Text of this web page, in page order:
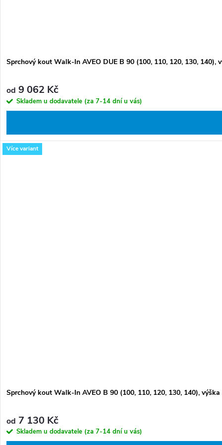
Sprchový kout Walk-In AVEO DUE B 90 (100, 110, 120, 130, 140),
od 9 062 Kč
Skladem u dodavatele (za 7-14 dní u vás)
Více variant
Sprchový kout Walk-In AVEO B 90 (100, 110, 120, 130, 140),
od 7 130 Kč
Skladem u dodavatele (za 7-14 dní u vás)